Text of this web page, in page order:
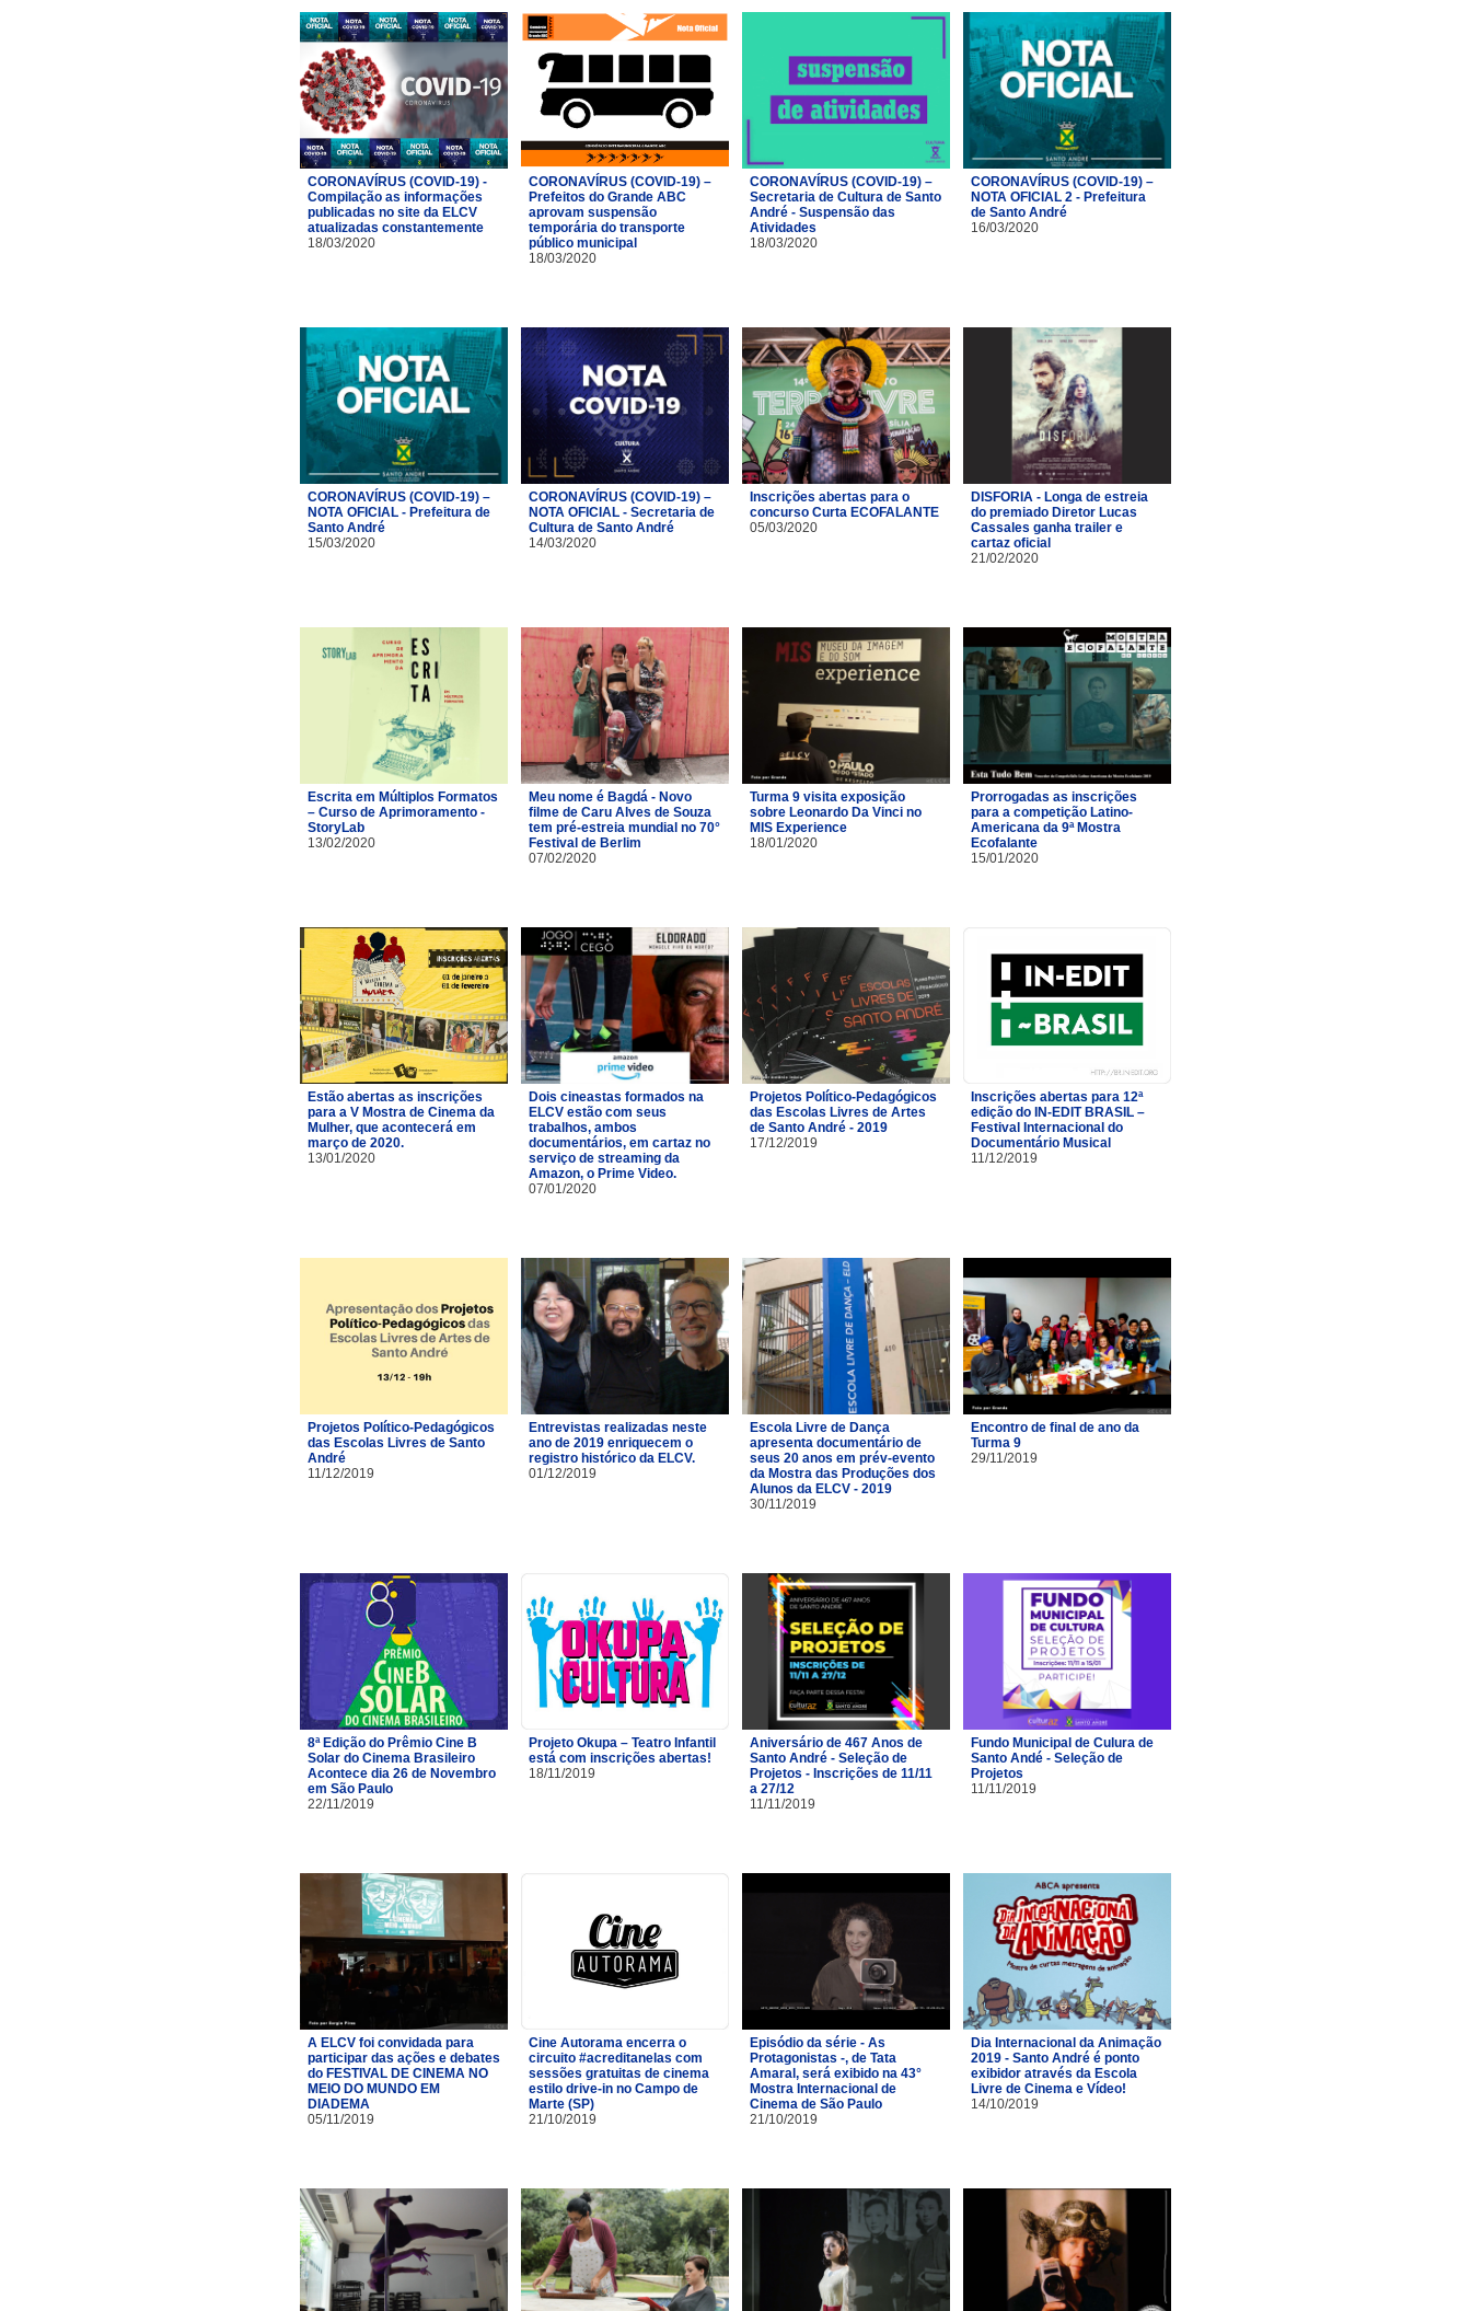
CORONAVÍRUS (COVID-19) -
Compilação as informações
publicadas no site da ELCV
atualizadas constantemente
18/03/2020
CORONAVÍRUS (COVID-19) –
Prefeitos do Grande ABC
aprovam suspensão
temporária do transporte
público municipal
18/03/2020
CORONAVÍRUS (COVID-19) –
Secretaria de Cultura de Santo
André - Suspensão das
Atividades
18/03/2020
CORONAVÍRUS (COVID-19) –
NOTA OFICIAL 2 - Prefeitura
de Santo André
16/03/2020
CORONAVÍRUS (COVID-19) –
NOTA OFICIAL - Prefeitura de
Santo André
15/03/2020
CORONAVÍRUS (COVID-19) –
NOTA OFICIAL - Secretaria de
Cultura de Santo André
14/03/2020
Inscrições abertas para o
concurso Curta ECOFALANTE
05/03/2020
DISFORIA - Longa de estreia
do premiado Diretor Lucas
Cassales ganha trailer e
cartaz oficial
21/02/2020
Escrita em Múltiplos Formatos
– Curso de Aprimoramento -
StoryLab
13/02/2020
Meu nome é Bagdá - Novo
filme de Caru Alves de Souza
tem pré-estreia mundial no 70°
Festival de Berlim
07/02/2020
Turma 9 visita exposição
sobre Leonardo Da Vinci no
MIS Experience
18/01/2020
Prorrogadas as inscrições
para a competição Latino-
Americana da 9ª Mostra
Ecofalante
15/01/2020
Estão abertas as inscrições
para a V Mostra de Cinema da
Mulher, que acontecerá em
março de 2020.
13/01/2020
Dois cineastas formados na
ELCV estão com seus
trabalhos, ambos
documentários, em cartaz no
serviço de streaming da
Amazon, o Prime Video.
07/01/2020
Projetos Político-Pedagógicos
das Escolas Livres de Artes
de Santo André - 2019
17/12/2019
Inscrições abertas para 12ª
edição do IN-EDIT BRASIL –
Festival Internacional do
Documentário Musical
11/12/2019
Projetos Político-Pedagógicos
das Escolas Livres de Santo
André
11/12/2019
Entrevistas realizadas neste
ano de 2019 enriquecem o
registro histórico da ELCV.
01/12/2019
Escola Livre de Dança
apresenta documentário de
seus 20 anos em prév-evento
da Mostra das Produções dos
Alunos da ELCV - 2019
30/11/2019
Encontro de final de ano da
Turma 9
29/11/2019
8ª Edição do Prêmio Cine B
Solar do Cinema Brasileiro
Acontece dia 26 de Novembro
em São Paulo
22/11/2019
Projeto Okupa – Teatro Infantil
está com inscrições abertas!
18/11/2019
Aniversário de 467 Anos de
Santo André - Seleção de
Projetos - Inscrições de 11/11
a 27/12
11/11/2019
Fundo Municipal de Culura de
Santo Andé - Seleção de
Projetos
11/11/2019
A ELCV foi convidada para
participar das ações e debates
do FESTIVAL DE CINEMA NO
MEIO DO MUNDO EM
DIADEMA
05/11/2019
Cine Autorama encerra o
circuito #acreditanelas com
sessões gratuitas de cinema
estilo drive-in no Campo de
Marte (SP)
21/10/2019
Episódio da série - As
Protagonistas -, de Tata
Amaral, será exibido na 43°
Mostra Internacional de
Cinema de São Paulo
21/10/2019
Dia Internacional da Animação
2019 - Santo André é ponto
exibidor através da Escola
Livre de Cinema e Vídeo!
14/10/2019